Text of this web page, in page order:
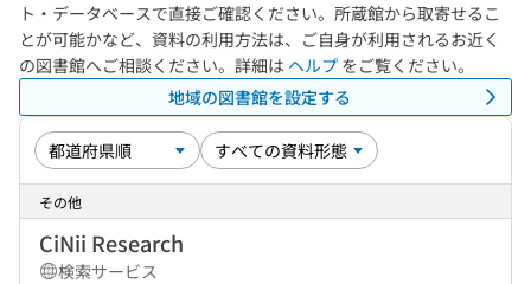
ト・データベースで直接ご確認ください。所蔵館から取寄せるこ
とが可能かなど、資料の利用方法は、ご自身が利用されるお近く
の図書館へご相談ください。詳細は ヘルプ をご覧ください。
地域の図書館を設定する
その他
CiNii Research
検索サービス